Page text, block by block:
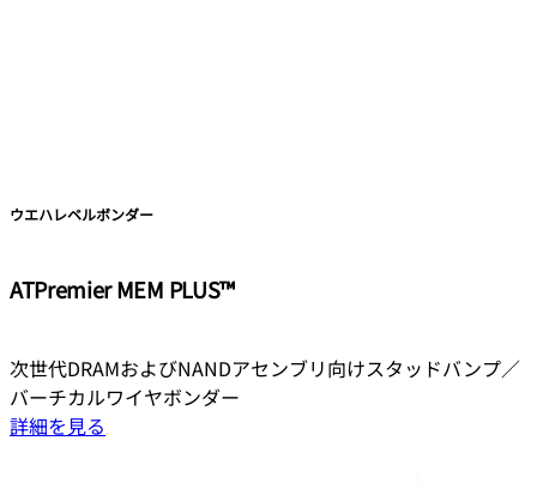
ウエハレベルボンダー
ATPremier MEM PLUS™
次世代DRAMおよびNANDアセンブリ向けスタッドバンプ／
バーチカルワイヤボンダー
詳細を見る